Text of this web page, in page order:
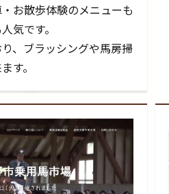
お散歩体験のメニューも
気です。
、ブラッシングや馬房掃
す。